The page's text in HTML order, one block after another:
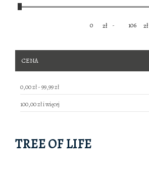
zł - zł
CENA
0,00 zł-99,99 zł
100,00 złi więcej
TREE OF LIFE